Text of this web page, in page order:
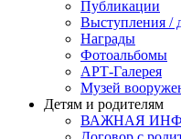
Публикации
Выступления /
Награды
Фотоальбомы
АРТ-Галерея
Музей
Детям и родителям
ВАЖНАЯ